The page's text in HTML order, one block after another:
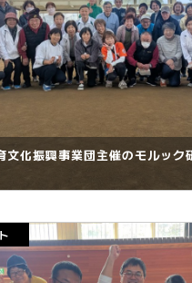
文化振興事業団主催のモルック